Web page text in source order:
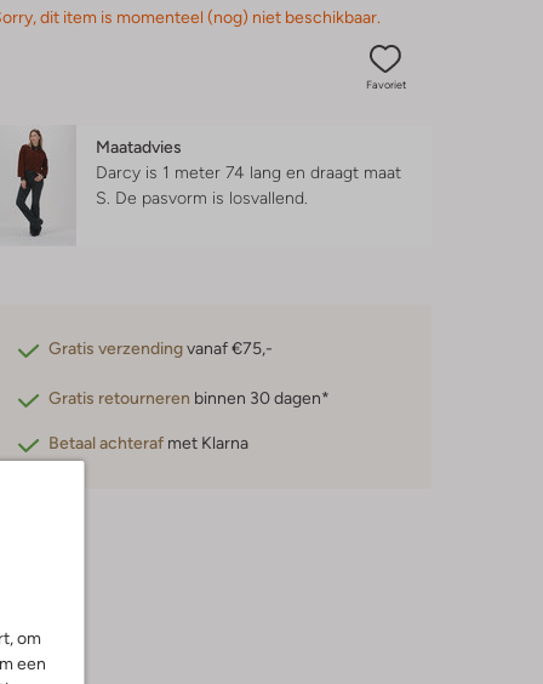
om
een
dit item is momenteel (nog) niet beschikbaar.
Favoriet
Maatadvies
Darcy is 1 meter 74 lang en draagt maat
S. De pasvorm is losvallend
Gratis verzendingvanaf €75,-
Gratis retourneren binnen 30 dagen*
Betaal achteraf met Klarna